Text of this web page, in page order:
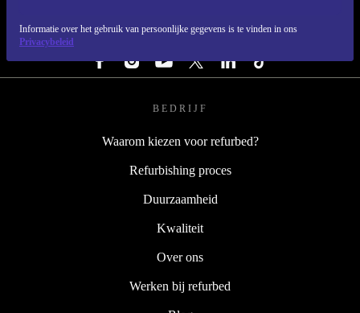
Informatie over het gebruik van persoonlijke gegevens is te vinden in ons
Privacybeleid
VOLG ONS
BEDRIJF
Waarom kiezen voor refurbed?
Refurbishing proces
Duurzaamheid
Kwaliteit
Over ons
Werken bij refurbed